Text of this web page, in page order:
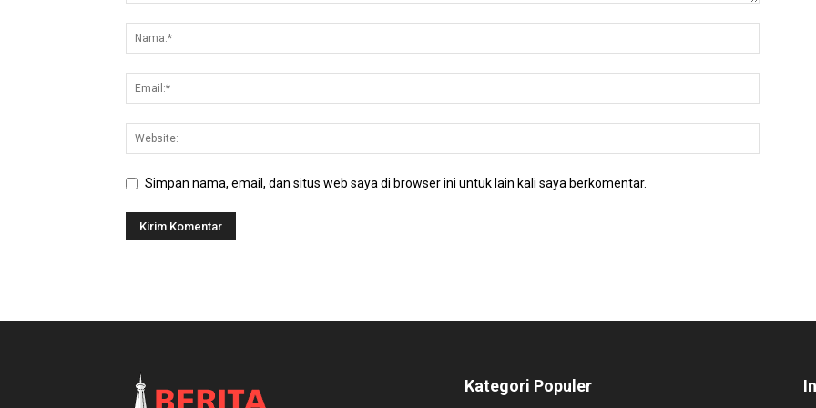
Simpan nama, email, dan situs web saya di browser ini untuk lain kali saya berkomentar.
Kategori Populer